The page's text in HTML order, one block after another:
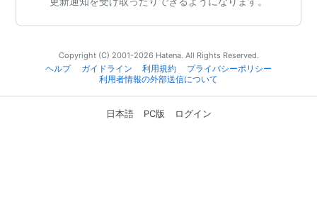
Copyright (C) 2001-2026 Hatena. All Rights Reserved.
ヘルプ
ガイドライン 利用規約
プライバシーポリシー
利用者情報の外部送信について
日本語 PC版 ログイン